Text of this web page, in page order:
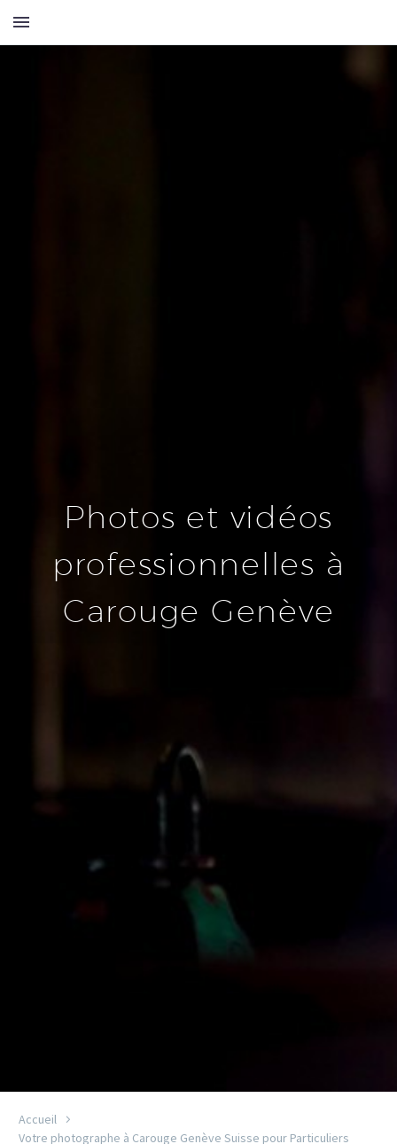
DEUTSCH
Photos et vidéos
professionnelles à
Carouge Genève
Accueil
Votre photographe à Carouge Genève Suisse pour Particuliers